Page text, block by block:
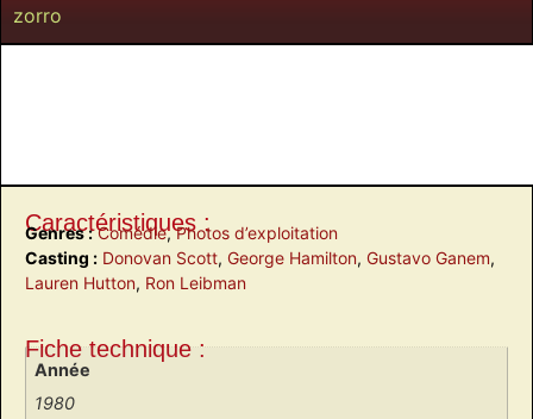
zorro
Caractéristiques :
Genres : Comédie,Photos d’exploitation
Casting : Donovan Scott, George Hamilton, Gustavo Ganem,
Lauren Hutton, Ron Leibman
Fiche technique :
Année
1980